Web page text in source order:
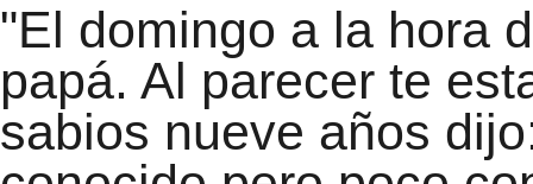
"El domingo a la hora
papá. Al parecer te
sabios nueve años